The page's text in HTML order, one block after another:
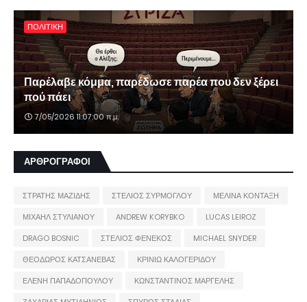
ΠΟΛΙΤΙΚΗ
Παρέλαβε κόμμα, παρέδωσε παρέα που δεν ξέρει
πού πάει
7/05/2026 11:07:00 π.μ.
ΑΡΘΡΟΓΡΑΦΟΙ
ΣΤΡΑΤΗΣ ΜΑΖΙΔΗΣ ΣΤΕΛΙΟΣ ΣΥΡΜΟΓΛΟΥ
ΜΕΛΙΝΑ ΚΟΝΤΑΞΗ
ΜΙΧΑΗΛ ΣΤΥΛΙΑΝΟΥ
ANDREW KORYBKO
LUCAS LEIROZ
DRAGO BOSNIC
ΣΤΕΛΙΟΣ ΦΕΝΕΚΟΣ
MICHAEL SNYDER
ΘΕΟΔΩΡΟΣ ΚΑΤΣΑΝΕΒΑΣ
ΚΡΙΝΙΩ ΚΑΛΟΓΕΡΙΔΟΥ
ΕΛΕΝΗ ΠΑΠΑΔΟΠΟΥΛΟΥ
ΚΩΝΣΤΑΝΤΙΝΟΣ ΜΑΡΓΕΛΗΣ